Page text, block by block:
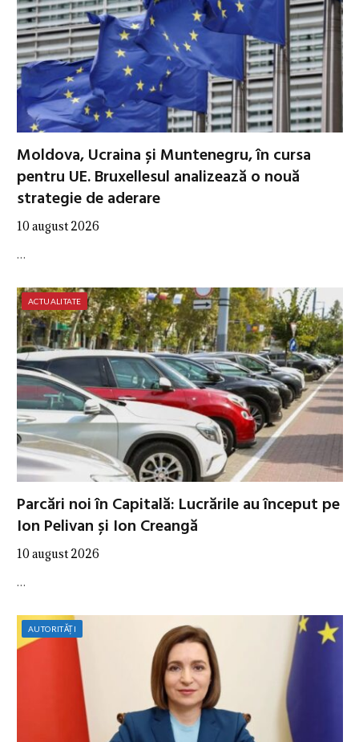
Moldova, Ucraina și Muntenegru, în cursa
pentru UE. Bruxellesul analizează o nouă
strategie de aderare
10 august 2026
…
ACTUALITATE
Parcări noi în Capitală: Lucrările au început pe
Ion Pelivan și Ion Creangă
10 august 2026
…
AUTORITĂȚI